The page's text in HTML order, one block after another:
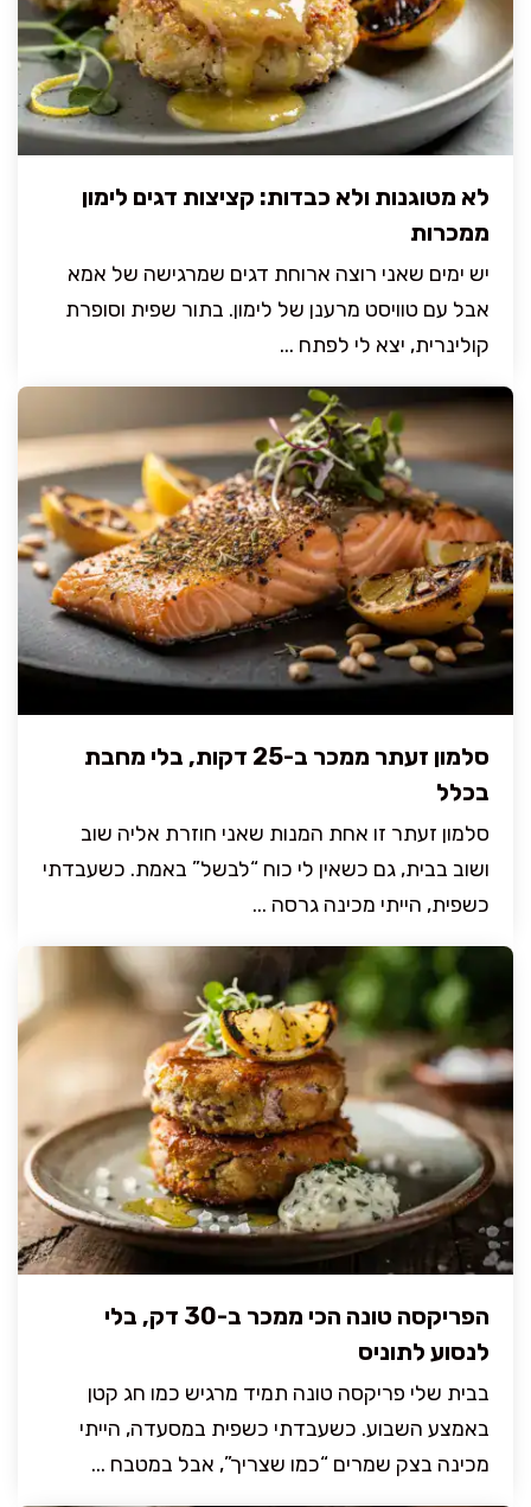
לא מטוגנות ולא כבדות: קציצות דגים לימון
ממכרות
יש ימים שאני רוצה ארוחת דגים שמרגישה של אמא
אבל עם טוויסט מרענן של לימון. בתור שפית וסופרת
קולינרית, יצא לי לפתח ...
סלמון זעתר ממכר ב-25 דקות, בלי מחבת
בכלל
סלמון זעתר זו אחת המנות שאני חוזרת אליה שוב
ושוב בבית, גם כשאין לי כוח “לבשל” באמת. כשעבדתי
כשפית, הייתי מכינה גרסה ...
הפריקסה טונה הכי ממכר ב-30 דק, בלי
לנסוע לתוניס
בבית שלי פריקסה טונה תמיד מרגיש כמו חג קטן
באמצע השבוע. כשעבדתי כשפית במסעדה, הייתי
מכינה בצק שמרים “כמו שצריך”, אבל במטבח ...